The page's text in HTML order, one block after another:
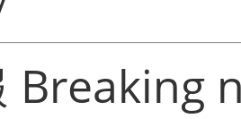
Breaking